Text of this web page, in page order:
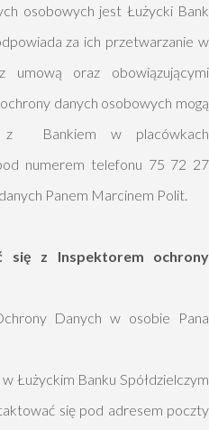
osobowych jest Łużycki Bank
za ich przetwarzanie w
umową oraz obowiązującymi
danych osobowych mogą
z Bankiem w placówkach
numerem telefonu 75 72 27
Panem Marcinem Polit.
się z Inspektorem ochrony
Danych w osobie Pana
Łużyckim Banku Spółdzielczym
się pod adresem poczty